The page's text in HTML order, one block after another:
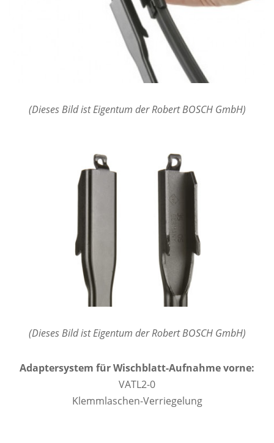
(Dieses Bild ist Eigentum der Robert BOSCH GmbH)
(Dieses Bild ist Eigentum der Robert BOSCH GmbH)
Adaptersystem für Wischblatt-Aufnahme vorne:
VATL2-0
Klemmlaschen-Verriegelung